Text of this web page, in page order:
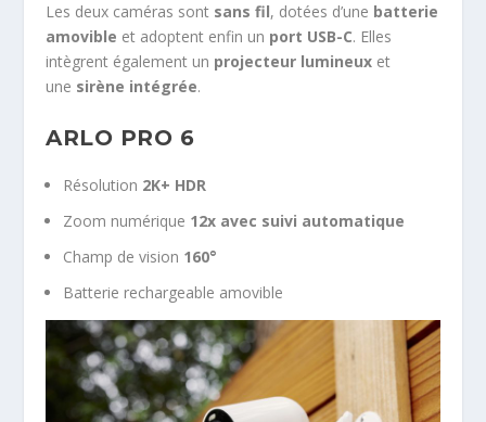
Les deux caméras sont sans fil, dotées d’une batterie
amovible et adoptent enfin un port USB-C. Elles
intègrent également un projecteur lumineux et
une sirène intégrée.
ARLO PRO 6
Résolution 2K+ HDR
Zoom numérique 12x avec suivi automatique
Champ de vision 160°
Batterie rechargeable amovible